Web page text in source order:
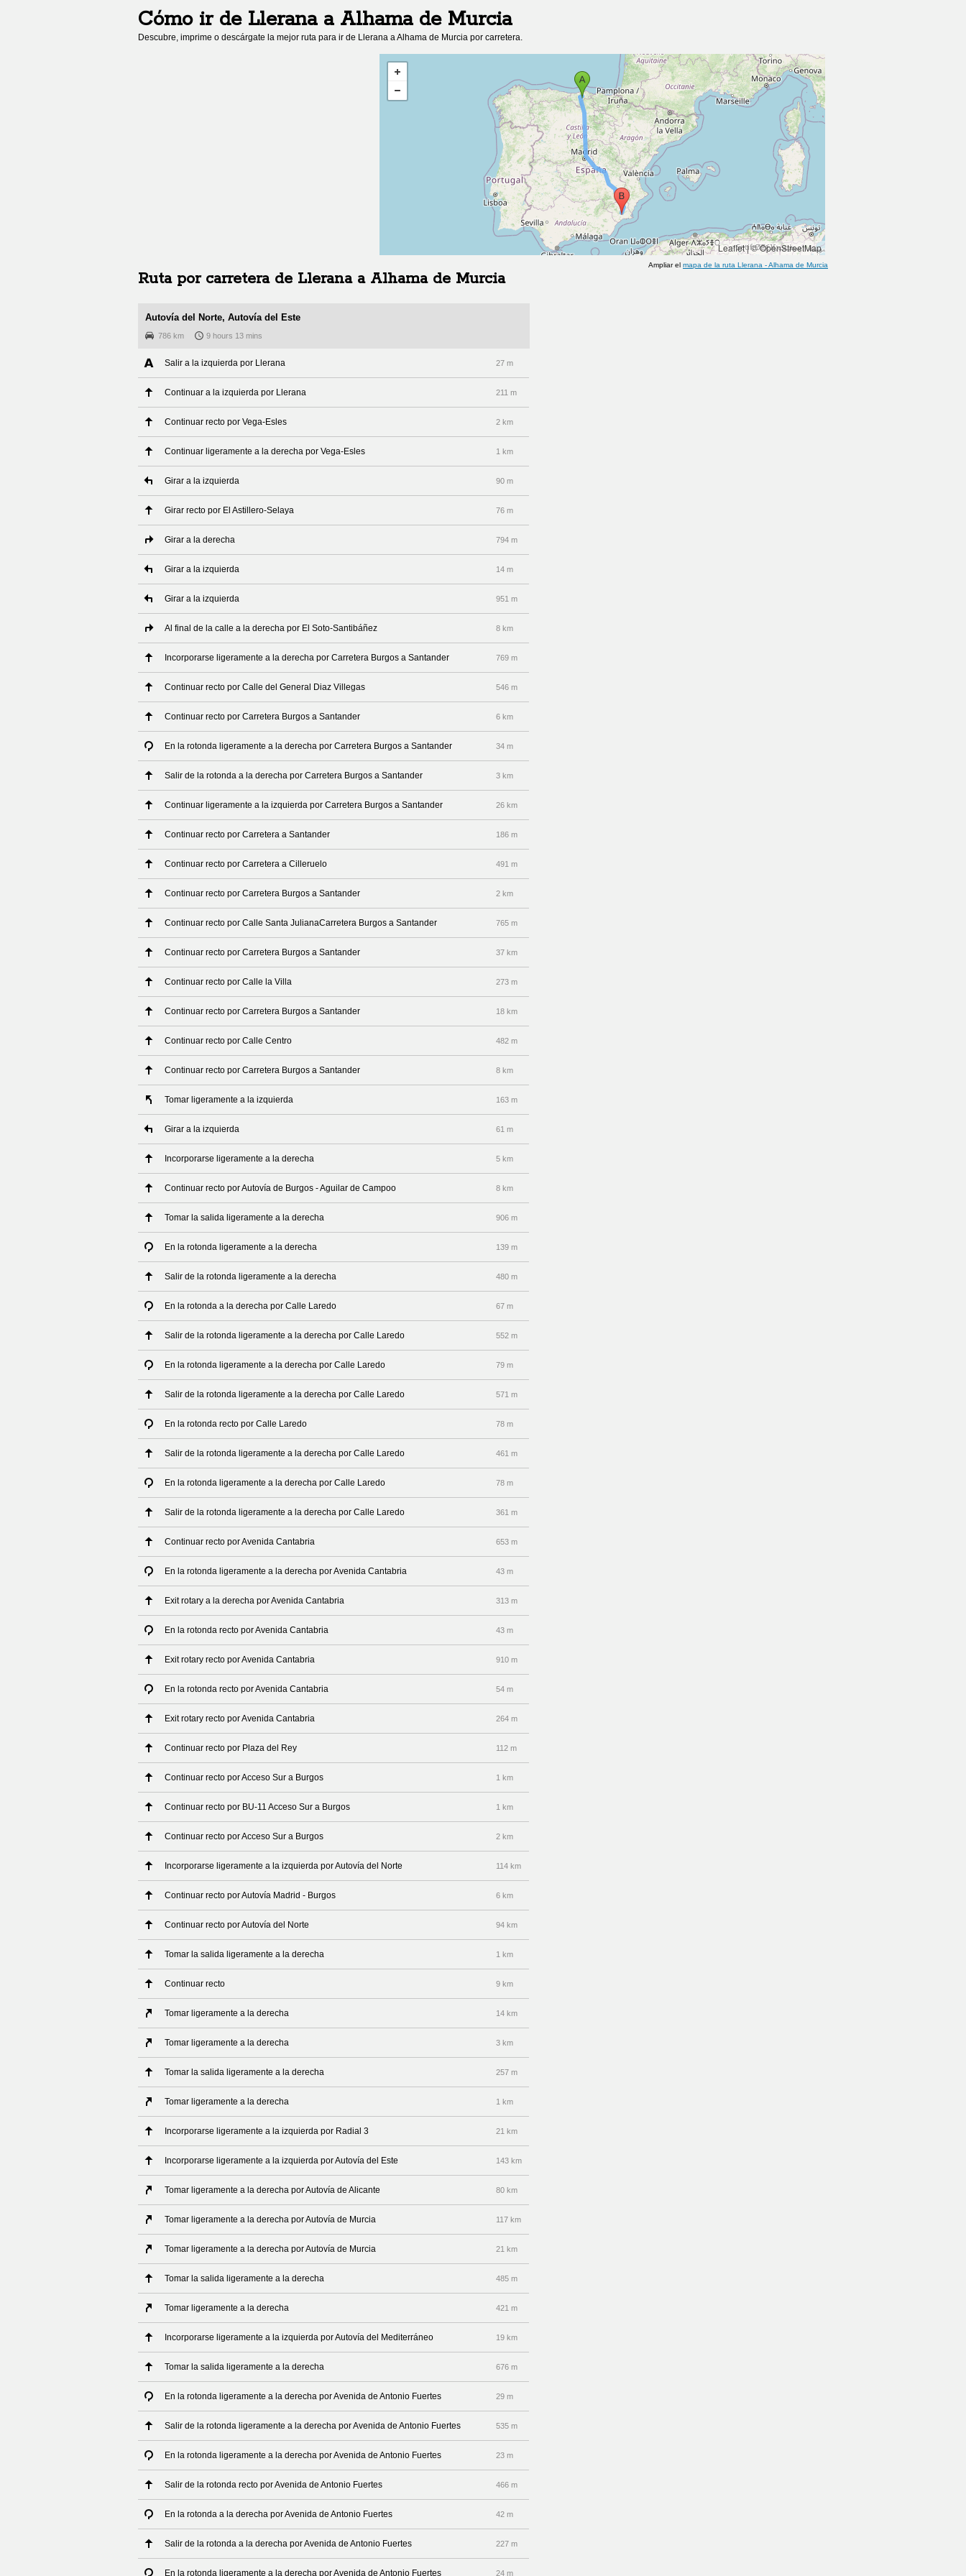
Cómo ir de Lleranaa Alhama de Murcia
Descubre, imprime o descárgate la mejor ruta para ir de Llerana aAlhama de Murcia por carretera.
Leaflet|© OpenStreetMap
Ampliar el mapa de la ruta Llerana -Alhama de Murcia
Ruta por carretera de Lleranaa Alhama de Murcia
Autovía del Norte, Autovía del Este
786 km 9 hours 13 mins
Salir a la izquierda por Llerana 27 m
Continuar a la izquierda por Llerana 211 m
Continuar recto por Vega-Esles 2 km
Continuar ligeramente a la derecha por Vega-Esles 1 km
Girar a la izquierda 90 m
Girar recto por El Astillero-Selaya 76 m
Girar a la derecha 794 m
Girar a la izquierda 14 m
Girar a la izquierda 951 m
Al final de la calle a la derecha por El Soto-Santibáñez 8 km
Incorporarse ligeramente a la derecha por Carretera Burgos a Santander 769 m
Continuar recto por Calle del General Diaz Villegas 546 m
Continuar recto por Carretera Burgos a Santander 6 km
En la rotonda ligeramente a la derecha por Carretera Burgos a Santander 34 m
Salir de la rotonda a la derecha por Carretera Burgos a Santander 3 km
Continuar ligeramente a la izquierda por Carretera Burgos a Santander 26 km
Continuar recto por Carretera a Santander 186 m
Continuar recto por Carretera a Cilleruelo 491 m
Continuar recto por Carretera Burgos a Santander 2 km
Continuar recto por Calle Santa JulianaCarretera Burgos a Santander 765 m
Continuar recto por Carretera Burgos a Santander 37 km
Continuar recto por Calle la Villa 273 m
Continuar recto por Carretera Burgos a Santander 18 km
Continuar recto por Calle Centro 482 m
Continuar recto por Carretera Burgos a Santander 8 km
Tomar ligeramente a la izquierda 163 m
Girar a la izquierda 61 m
Incorporarse ligeramente a la derecha 5 km
Continuar recto por Autovía de Burgos - Aguilar de Campoo 8 km
Tomar la salida ligeramente a la derecha 906 m
En la rotonda ligeramente a la derecha 139 m
Salir de la rotonda ligeramente a la derecha 480 m
En la rotonda a la derecha por Calle Laredo 67 m
Salir de la rotonda ligeramente a la derecha por Calle Laredo 552 m
En la rotonda ligeramente a la derecha por Calle Laredo 79 m
Salir de la rotonda ligeramente a la derecha por Calle Laredo 571 m
En la rotonda recto por Calle Laredo 78 m
Salir de la rotonda ligeramente a la derecha por Calle Laredo 461 m
En la rotonda ligeramente a la derecha por Calle Laredo 78 m
Salir de la rotonda ligeramente a la derecha por Calle Laredo 361 m
Continuar recto por Avenida Cantabria 653 m
En la rotonda ligeramente a la derecha por Avenida Cantabria 43 m
Exit rotary a la derecha por Avenida Cantabria 313 m
En la rotonda recto por Avenida Cantabria 43 m
Exit rotary recto por Avenida Cantabria 910 m
En la rotonda recto por Avenida Cantabria 54 m
Exit rotary recto por Avenida Cantabria 264 m
Continuar recto por Plaza del Rey 112 m
Continuar recto por Acceso Sur a Burgos 1 km
Continuar recto por BU-11 Acceso Sur a Burgos 1 km
Continuar recto por Acceso Sur a Burgos 2 km
Incorporarse ligeramente a la izquierda por Autovía del Norte 114 km
Continuar recto por Autovía Madrid - Burgos 6 km
Continuar recto por Autovía del Norte 94 km
Tomar la salida ligeramente a la derecha 1 km
Continuar recto 9 km
Tomar ligeramente a la derecha 14 km
Tomar ligeramente a la derecha 3 km
Tomar la salida ligeramente a la derecha 257 m
Tomar ligeramente a la derecha 1 km
Incorporarse ligeramente a la izquierda por Radial 3 21 km
Incorporarse ligeramente a la izquierda por Autovía del Este 143 km
Tomar ligeramente a la derecha por Autovía de Alicante 80 km
Tomar ligeramente a la derecha por Autovía de Murcia 117 km
Tomar ligeramente a la derecha por Autovía de Murcia 21 km
Tomar la salida ligeramente a la derecha 485 m
Tomar ligeramente a la derecha 421 m
Incorporarse ligeramente a la izquierda por Autovía del Mediterráneo 19 km
Tomar la salida ligeramente a la derecha 676 m
En la rotonda ligeramente a la derecha por Avenida de Antonio Fuertes 29 m
Salir de la rotonda ligeramente a la derecha por Avenida de Antonio Fuertes 535 m
En la rotonda ligeramente a la derecha por Avenida de Antonio Fuertes 23 m
Salir de la rotonda recto por Avenida de Antonio Fuertes 466 m
En la rotonda a la derecha por Avenida de Antonio Fuertes 42 m
Salir de la rotonda a la derecha por Avenida de Antonio Fuertes 227 m
En la rotonda ligeramente a la derecha por Avenida de Antonio Fuertes 24 m